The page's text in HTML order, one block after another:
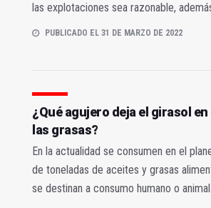
las explotaciones sea razonable,
PUBLICADO EL 31 DE MARZO DE 2022
¿Qué agujero deja el girasol
las grasas?
En la actualidad se consumen en el
de toneladas de aceites y grasas
se destinan a consumo humano o